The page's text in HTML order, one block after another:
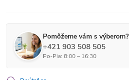
Pomôžeme vám s výberom?
+421 903 508 505
Po-Pia: 8:00 – 16:30